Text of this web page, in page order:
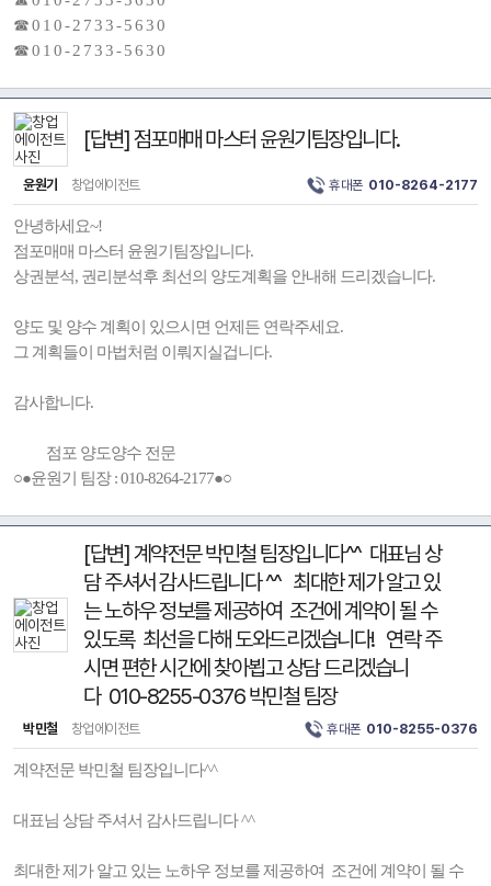
☎ 0 1 0 - 2 7 3 3 - 5 6 3 0
☎ 0 1 0 - 2 7 3 3 - 5 6 3 0
[답변] 점포매매 마스터 윤원기팀장입니다.
윤원기 창업에이전트 휴대폰 010-8264-2177
안녕하세요~!
점포매매 마스터 윤원기팀장입니다.
상권분석, 권리분석후 최선의 양도계획을 안내해 드리겠습니다.
양도 및 양수 계획이 있으시면 언제든 연락주세요.
그 계획들이 마법처럼 이뤄지실겁니다.
감사합니다.
점포 양도양수 전문
○●윤원기 팀장 : 010-8264-2177●○
[답변] 계약전문 박민철 팀장입니다^^ 대표님 상
담 주셔서 감사드립니다 ^^ 최대한 제가 알고 있
는 노하우 정보를 제공하여 조건에 계약이 될 수
있도록 최선을 다해 도와드리겠습니다! 연락 주
시면 편한 시간에 찾아뵙고 상담 드리겠습니
다 010-8255-0376 박민철 팀장
박민철 창업에이전트 휴대폰 010-8255-0376
계약전문 박민철 팀장입니다^^
대표님 상담 주셔서 감사드립니다 ^^
최대한 제가 알고 있는 노하우 정보를 제공하여 조건에 계약이 될 수